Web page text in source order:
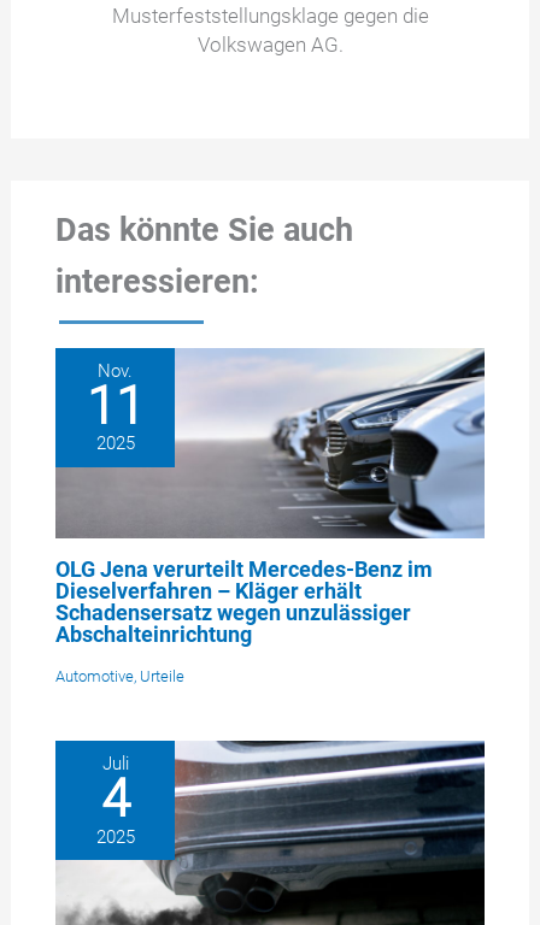
Musterfeststellungsklage gegen die
Volkswagen AG.
Das könnte Sie auch
interessieren:
Nov.
11
2025
OLG Jena verurteilt Mercedes-Benz im
Dieselverfahren – Kläger erhält
Schadensersatz wegen unzulässiger
Abschalteinrichtung
Automotive, Urteile
Juli
4
2025